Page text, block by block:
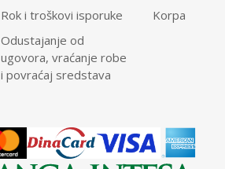
Rok i troškovi isporuke
Odustajanje od
ugovora, vraćanje robe
i povraćaj sredstava
Korpa